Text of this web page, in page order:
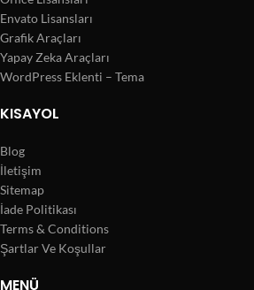
Envato Lisansları
Grafik Araçları
Yapay Zeka Araçları
WordPress Eklenti – Tema
KISAYOL
Blog
İletişim
Sitemap
İade Politikası
Terms & Conditions
Şartlar Ve Koşullar
MENÜ